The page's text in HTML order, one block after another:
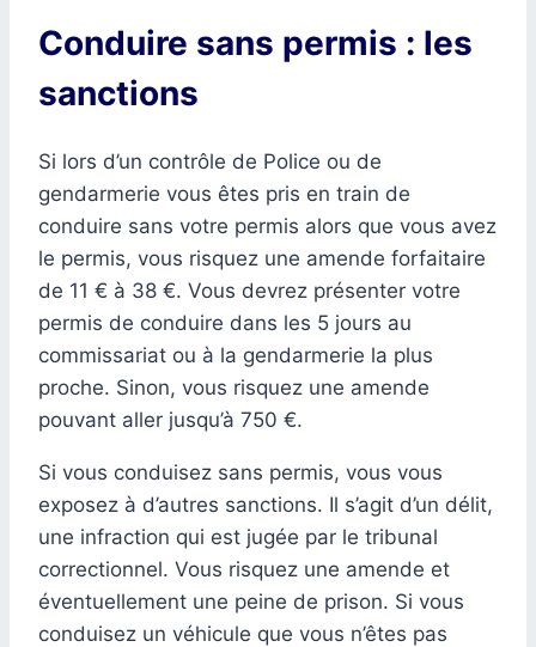
Conduire sans permis : les
sanctions
Si lors d’un contrôle de Police ou de
gendarmerie vous êtes pris en train de
conduire sans votre permis alors que vous avez
le permis, vous risquez une amende forfaitaire
de 11 € à 38 €. Vous devrez présenter votre
permis de conduire dans les 5 jours au
commissariat ou à la gendarmerie la plus
proche. Sinon, vous risquez une amende
pouvant aller jusqu’à 750 €.
Si vous conduisez sans permis, vous vous
exposez à d’autres sanctions. Il s’agit d’un délit,
une infraction qui est jugée par le tribunal
correctionnel. Vous risquez une amende et
éventuellement une peine de prison. Si vous
conduisez un véhicule que vous n’êtes pas